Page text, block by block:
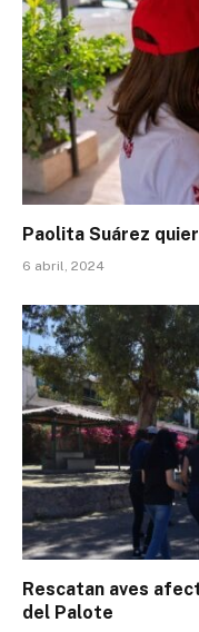
Paolita Suárez
6 abril, 2024
Rescatan aves
del Palote